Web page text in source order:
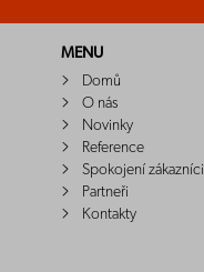
MENU
Domů
O nás
Novinky
Reference
Spokojení zákazníci
Partneři
Kontakty